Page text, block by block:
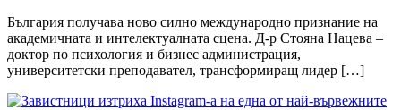
България получава ново силно международно признание на
академичната и интелектуалната сцена. Д-р Стояна Нацева –
доктор по психология и бизнес администрация,
университетски преподавател, трансформиращ лидер […]